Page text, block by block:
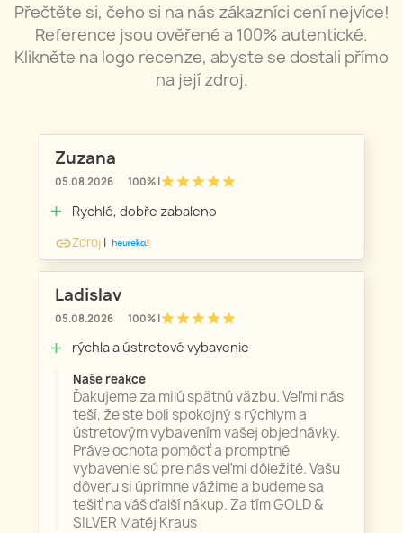
Přečtěte si, čeho si na nás zákazníci cení nejvíce!
Reference jsou ověřené a 100% autentické.
Klikněte na logo recenze, abyste se dostali přímo
na její zdroj.
Zuzana
05.08.2026 100% |starstarstarstarstar
add
Rychlé, dobře zabaleno
linkZdroj |
Ladislav
05.08.2026 100% |starstarstarstarstar
add rýchla a ústretové vybavenie
Naše reakce
Ďakujeme za milú spätnú väzbu. Veľmi nás
teší, že ste boli spokojný s rýchlym a
ústretovým vybavením vašej objednávky.
Práve ochota pomôcť a promptné
vybavenie sú pre nás veľmi dôležité. Vašu
dôveru si úprimne vážime a budeme sa
tešiť na váš ďalší nákup. Za tím GOLD &
SILVER Matěj Kraus